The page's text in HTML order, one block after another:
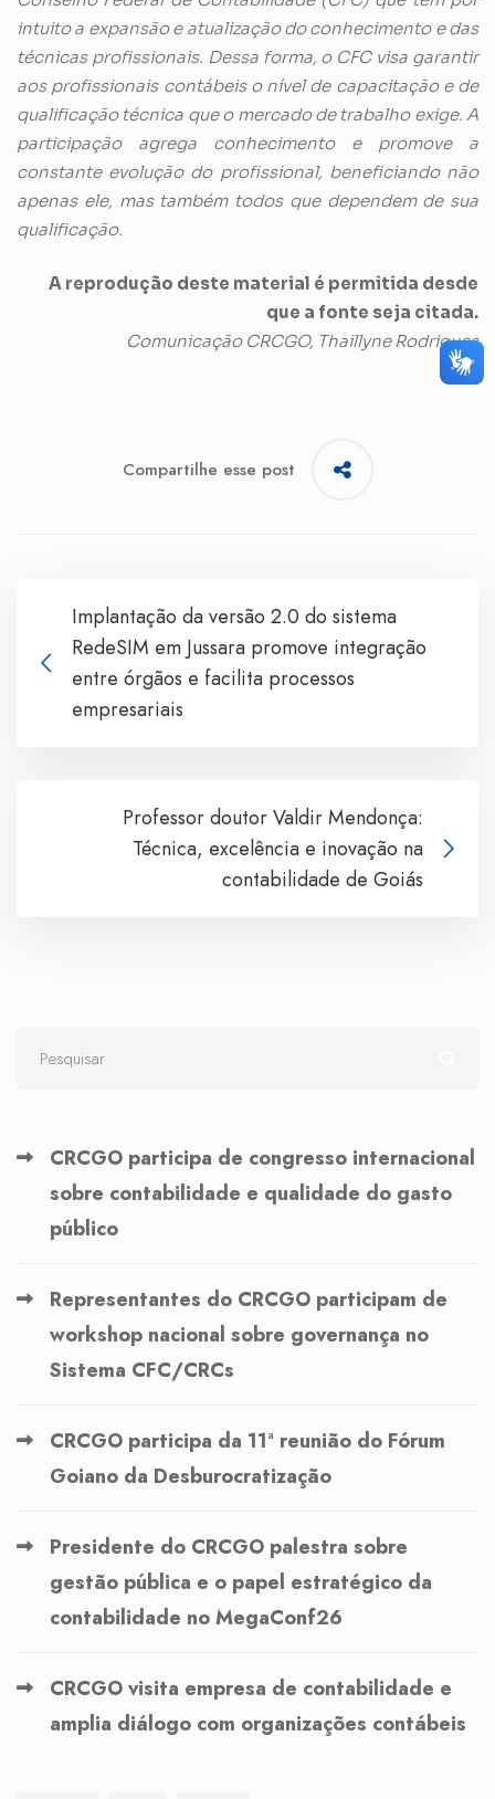
intuito a expansão e atualização do conhecimento e das
técnicas profissionais. Dessa forma, o CFC visa garantir
aos profissionais contábeis o nível de capacitação e de
qualificação técnica que o mercado de trabalho exige. A
participação agrega conhecimento e promove a
constante evolução do profissional, beneficiando não
apenas ele, mas também todos que dependem de sua
qualificação.
A reprodução deste material é permitida desde
que a fonte seja citada.
Comunicação CRCGO, Thaillyne Rodrigues
Compartilhe esse post
Implantação da versão 2.0 do sistema
RedeSIM em Jussara promove integração
entre órgãos e facilita processos
empresariais
Professor doutor Valdir Mendonça:
Técnica, excelência e inovação na
contabilidade de Goiás
CRCGO participa de congresso internacional
sobre contabilidade e qualidade do gasto
público
Representantes do CRCGO participam de
workshop nacional sobre governança no
Sistema CFC/CRCs
CRCGO participa da 11ª reunião do Fórum
Goiano da Desburocratização
Presidente do CRCGO palestra sobre
gestão pública e o papel estratégico da
contabilidade no MegaConf26
CRCGO visita empresa de contabilidade e
amplia diálogo com organizações contábeis